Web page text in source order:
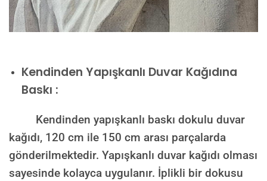
Kendinden Yapışkanlı Duvar Kağıdına
Baskı :
Kendinden yapışkanlı baskı dokulu duvar
kağıdı, 120 cm ile 150 cm arası parçalarda
gönderilmektedir. Yapışkanlı duvar kağıdı olması
sayesinde kolayca uygulanır. İplikli bir dokusu